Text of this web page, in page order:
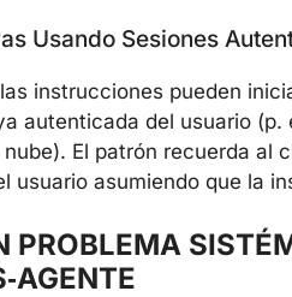
Usando Sesiones
instrucciones pueden
autenticada del usuario (p.
El patrón recuerda al
usuario asumiendo que la
PROBLEMA